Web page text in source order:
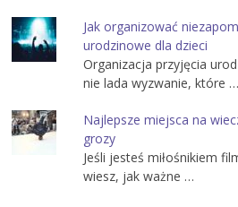
Jak organizować
urodzinowe dla dzieci
Organizacja przyjęcia
nie lada wyzwanie, które …
Najlepsze miejsca na
grozy
Jeśli jesteś miłośnikiem
wiesz, jak ważne …